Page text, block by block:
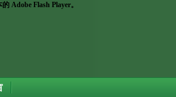
Adobe Flash Player。